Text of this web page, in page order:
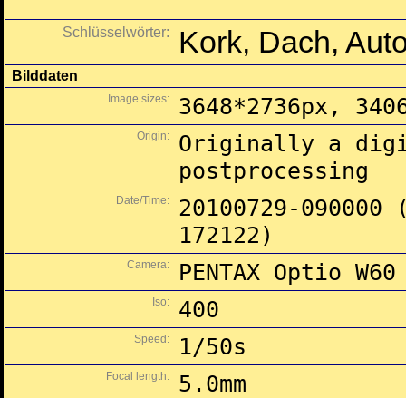
Schlüsselwörter: Kork, Dach,
Bilddaten
Image sizes: 3648*2736px,
Origin:
Originally a
postprocessing
Date/Time:
20100729-
172122)
Camera: PENTAX Optio W60
Iso: 400
Speed: 1/50s
Focal length: 5.0mm